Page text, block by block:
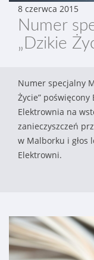
8 czerwca 2015
Numer
„Dzikie
Numer specjalny
Życie” poświęcony
Elektrownia na
zanieczyszczeń
w Malborku i głos
Elektrowni.